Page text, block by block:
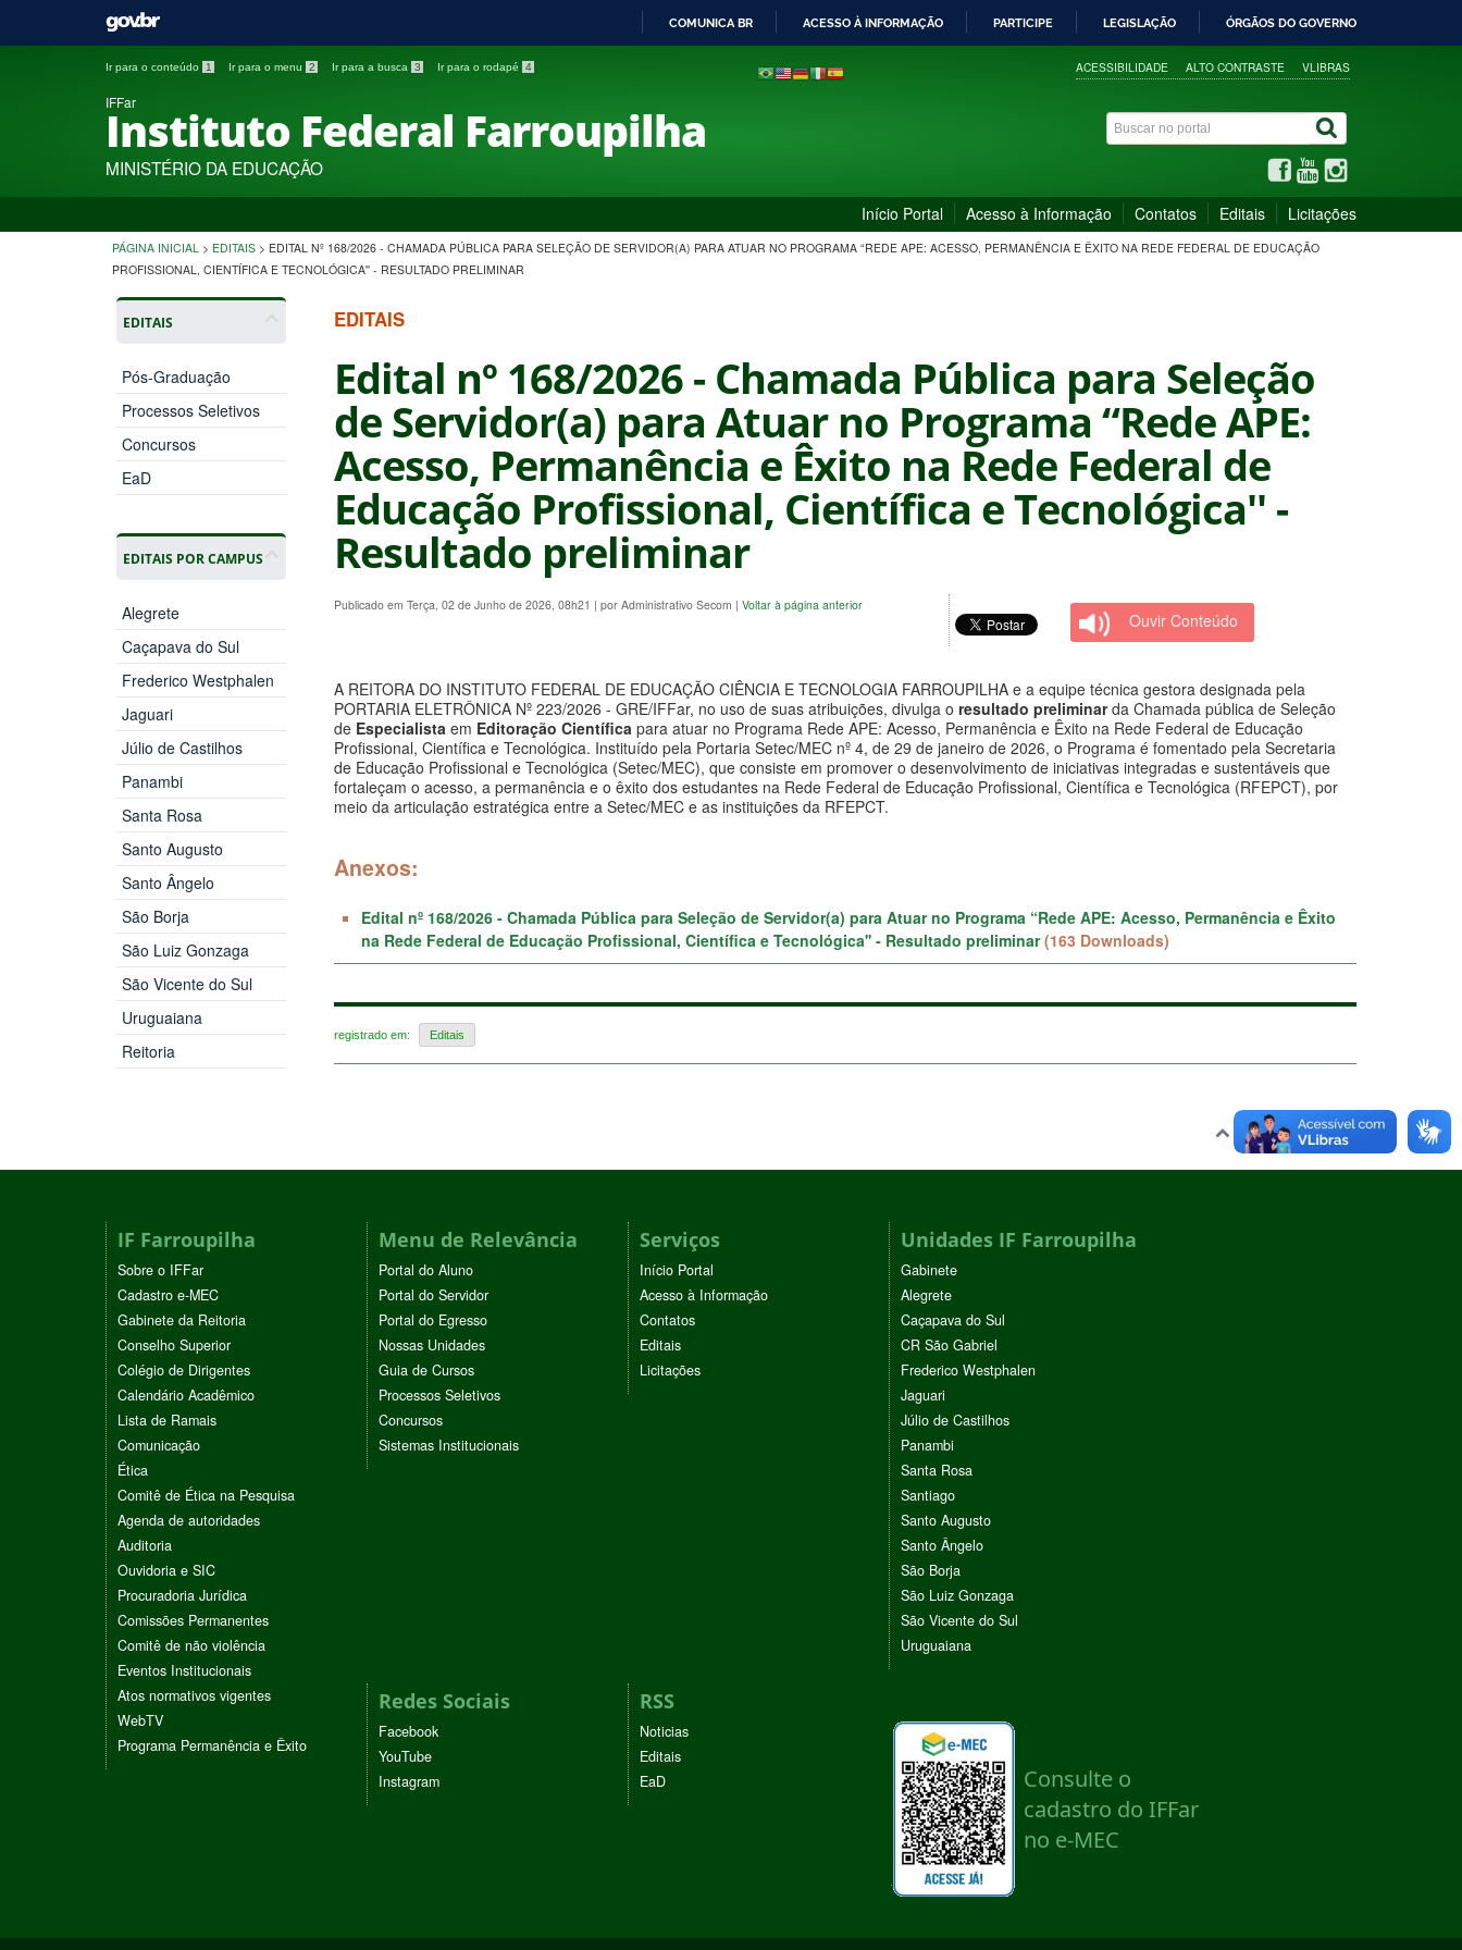
PARA
COMUNICA BR ACESSO À INFORMAÇÃO PARTICIPE LEGISLAÇÃO ÓRGÃOS DO GOVERNO
Ir para o conteúdo 1 Ir para o menu 2 Ir para a busca 3 Ir para o rodapé 4 ACESSIBILIDADE ALTO CONTRASTE VLIBRAS
IFFar
Instituto Federal Farroupilha
MINISTÉRIO DA EDUCAÇÃO
Início Portal Acesso à Informação Contatos Editais Licitações
PÁGINA INICIAL > EDITAIS > EDITAL Nº 168/2026 - CHAMADA PÚBLICA PARA SELEÇÃO DE SERVIDOR(A) PARA ATUAR NO PROGRAMA “REDE APE: ACESSO, PERMANÊNCIA E ÊXITO NA REDE FEDERAL DE EDUCAÇÃO
PROFISSIONAL, CIENTÍFICA E TECNOLÓGICA'' - RESULTADO PRELIMINAR
EDITAIS
Pós-Graduação
Processos Seletivos
Concursos
EaD
EDITAIS POR CAMPUS
Alegrete
Caçapava do Sul
Frederico Westphalen
Jaguari
Júlio de Castilhos
Panambi
Santa Rosa
Santo Augusto
Santo Ângelo
São Borja
São Luiz Gonzaga
São Vicente do Sul
Uruguaiana
Reitoria
EDITAIS
Edital nº 168/2026 - Chamada Pública para Seleção
de Servidor(a) para Atuar no Programa “Rede APE:
Acesso, Permanência e Êxito na Rede Federal de
Educação Profissional, Científica e Tecnológica'' -
Resultado preliminar
Publicado em Terça, 02 de Junho de 2026, 08h21 | por Administrativo Secom | Voltar à página anterior
Ouvir Conteúdo
A REITORA DO INSTITUTO FEDERAL DE EDUCAÇÃO CIÊNCIA E TECNOLOGIA FARROUPILHA e a equipe técnica gestora designada pela
PORTARIA ELETRÔNICA Nº 223/2026 - GRE/IFFar, no uso de suas atribuições, divulga o resultado preliminarda Chamada pública de Seleção
de Especialista em Editoração Científica para atuar no Programa Rede APE: Acesso, Permanência e Êxito na Rede Federal de Educação
Profissional, Científica e Tecnológica. Instituído pela Portaria Setec/MEC nº 4, de 29 de janeiro de 2026, o Programa é fomentado pela Secretaria
de Educação Profissional e Tecnológica (Setec/MEC), que consiste em promover o desenvolvimento de iniciativas integradas e sustentáveis que
fortaleçam o acesso, a permanência e o êxito dos estudantes na Rede Federal de Educação Profissional, Científica e Tecnológica (RFEPCT), por
meio da articulação estratégica entre a Setec/MEC e as instituições da RFEPCT.
Anexos:
Edital nº 168/2026 - Chamada Pública para Seleção de Servidor(a) para Atuar no Programa “Rede APE: Acesso, Permanência e Êxito
na Rede Federal de Educação Profissional, Científica e Tecnológica'' - Resultado preliminar(163 Downloads)
registrado em: Editais
Voltar para o topo
IF Farroupilha
Sobre o IFFar
Cadastro e-MEC
Gabinete da Reitoria
Conselho Superior
Colégio de Dirigentes
Calendário Acadêmico
Lista de Ramais
Comunicação
Ética
Comitê de Ética na Pesquisa
Agenda de autoridades
Auditoria
Ouvidoria e SIC
Procuradoria Jurídica
Comissões Permanentes
Comitê de não violência
Eventos Institucionais
Atos normativos vigentes
WebTV
Programa Permanência e Êxito
Menu de Relevância
Portal do Aluno
Portal do Servidor
Portal do Egresso
Nossas Unidades
Guia de Cursos
Processos Seletivos
Concursos
Sistemas Institucionais
Serviços
Início Portal
Acesso à Informação
Contatos
Editais
Licitações
Unidades IF Farroupilha
Gabinete
Alegrete
Caçapava do Sul
CR São Gabriel
Frederico Westphalen
Jaguari
Júlio de Castilhos
Panambi
Santa Rosa
Santiago
Santo Augusto
Santo Ângelo
São Borja
São Luiz Gonzaga
São Vicente do Sul
Uruguaiana
Redes Sociais
Facebook
YouTube
Instagram
RSS
Noticias
Editais
EaD